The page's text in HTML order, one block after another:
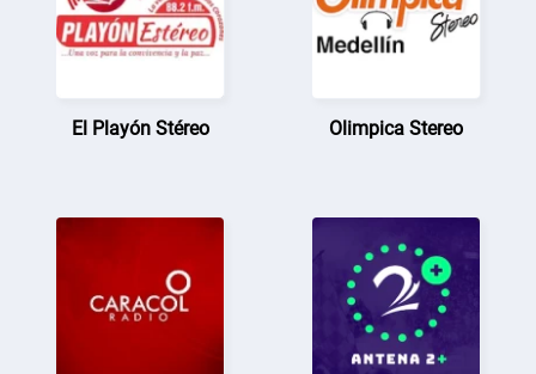
El Playón Stéreo Olimpica Stereo